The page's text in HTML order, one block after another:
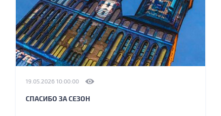
19.05.2026 10:00:00
СПАСИБО ЗА СЕЗОН